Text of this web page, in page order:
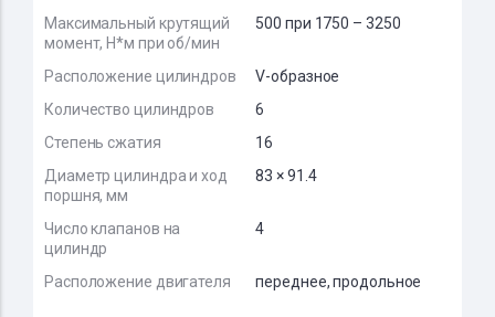
Максимальный крутящий
момент, Н*м при об/мин
500 при 1750 – 3250
Расположение цилиндров
V-образное
Количество цилиндров
6
Степень сжатия
16
Диаметр цилиндра и ход
поршня, мм
83 × 91.4
Число клапанов на
цилиндр
4
Расположение двигателя переднее, продольное